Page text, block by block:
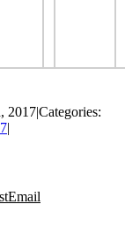
2017|Categories:
|
Email